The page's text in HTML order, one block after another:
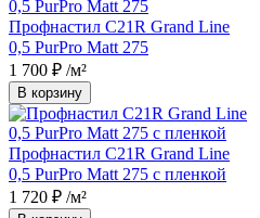
Профнастил С21R Grand Line
0,5 PurPro Matt 275
1 700 ₽ /м²
В корзину
Профнастил С21R Grand Line
0,5 PurPro Matt 275 с пленкой
1 720 ₽ /м²